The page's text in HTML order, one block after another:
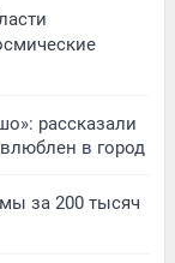
рассказали
в город
за 200 тысяч